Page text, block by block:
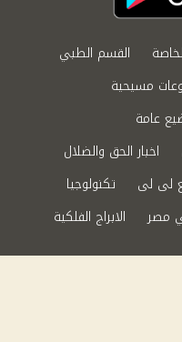
القسم الطبي
مسيحية
عامة
اخبار الحق والضلال
لى لى
تكنولوجيا
مصر
الابراج الفلكية